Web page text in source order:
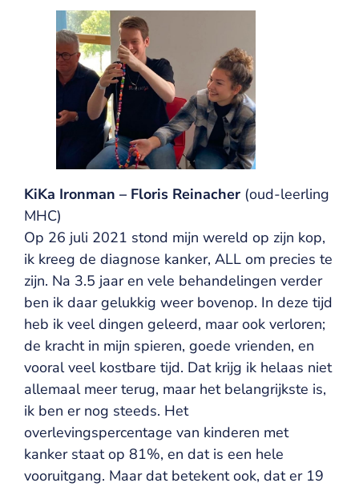
KiKa Ironman – Floris Reinacher (oud-leerling
MHC)
Op 26 juli 2021 stond mijn wereld op zijn kop,
ik kreeg de diagnose kanker, ALL om precies te
zijn. Na 3.5 jaar en vele behandelingen verder
ben ik daar gelukkig weer bovenop. In deze tijd
heb ik veel dingen geleerd, maar ook verloren;
de kracht in mijn spieren, goede vrienden, en
vooral veel kostbare tijd. Dat krijg ik helaas niet
allemaal meer terug, maar het belangrijkste is,
ik ben er nog steeds. Het
overlevingspercentage van kinderen met
kanker staat op 81%, en dat is een hele
vooruitgang. Maar dat betekent ook, dat er 19